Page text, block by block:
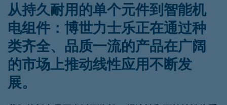
从持久耐用的单个元件到智能机
电组件：博世力士乐正在通过种
类齐全、品质一流的产品在广阔
的市场上推动线性应用不断发
展。